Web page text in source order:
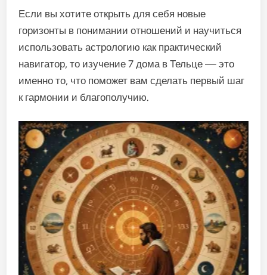
Если вы хотите открыть для себя новые
горизонты в понимании отношений и научиться
использовать астрологию как практический
навигатор, то изучение 7 дома в Тельце — это
именно то, что поможет вам сделать первый шаг
к гармонии и благополучию.